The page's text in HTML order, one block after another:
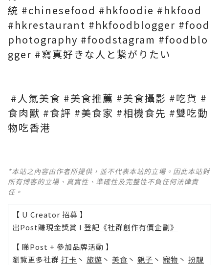
統 #chinesefood #hkfoodie #hkfood
#hkrestaurant #hkfoodblogger #food
photography #foodstagram #foodblo
gger #寫真好きな人と繋がりたい
#人氣美食 #美食推薦 #美食攝影 #吃貨 #
食肉獸 #食評 #美食家 #相機食先 #雙吃動
物吃香港
*本站之內容由作者所提供，並不代表本站的立場。因此本站對
所有博客的立場、真實性、準確性及完整性不負任何法律責
任。
【 U Creator 招募 】
出Post賺現金獎賞 l 登記《社群創作有價企劃》
【 睇Post + 參加品牌活動 】
瀏覽更多社群 打卡 丶 旅遊 丶 美食 丶 親子 丶 寵物 丶 扮靚